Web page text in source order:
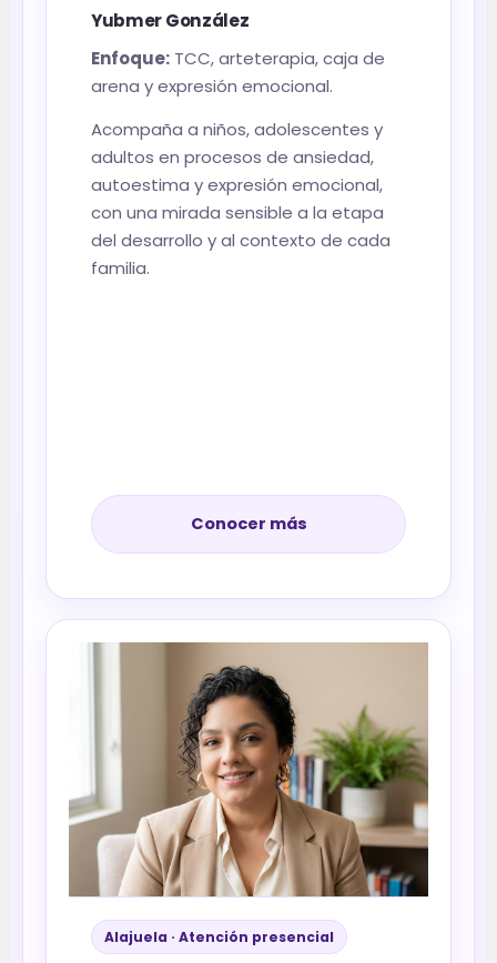
Yubmer González
Enfoque: TCC, arteterapia, caja de
arena y expresión emocional.
Acompaña a niños, adolescentes y
adultos en procesos de ansiedad,
autoestima y expresión emocional,
con una mirada sensible a la etapa
del desarrollo y al contexto de cada
familia.
Conocer más
Alajuela · Atención presencial